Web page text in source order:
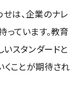
は、企業のナレ
ています。教育
スタンダードと
くことが期待され